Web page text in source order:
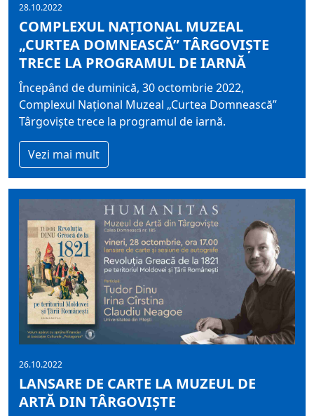
28.10.2022
COMPLEXUL NAŢIONAL MUZEAL
„CURTEA DOMNEASCĂ” TÂRGOVIŞTE
TRECE LA PROGRAMUL DE IARNĂ
Începând de duminică, 30 octombrie 2022,
Complexul Naţional Muzeal „Curtea Domnească”
Târgovişte trece la programul de iarnă.
Vezi mai mult
26.10.2022
LANSARE DE CARTE LA MUZEUL DE
ARTĂ DIN TÂRGOVIȘTE